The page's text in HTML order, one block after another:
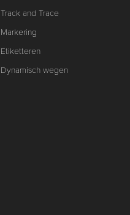
Track and Trace
Markering
Etiketteren
Dynamisch wegen